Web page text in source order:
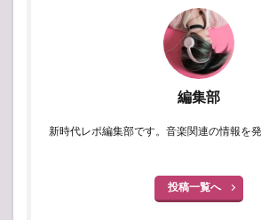
編集部
新時代レポ編集部です。音楽関連の情報を発
投稿一覧へ